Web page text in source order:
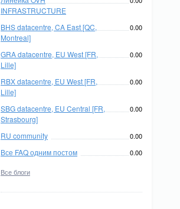
INFRASTRUCTURE
BHS datacentre, CA East [QC,
Montreal]
0.00
GRA datacentre, EU West [FR,
Lille]
0.00
RBX datacentre, EU West [FR,
Lille]
0.00
SBG datacentre, EU Central [FR,
Strasbourg]
0.00
RU community 0.00
Все FAQ одним постом 0.00
Все блоги